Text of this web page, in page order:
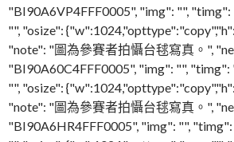
"BI90A6VP4FFF0005", "img": "", "timg":
"", "osize":
"note": "圖為參賽者拍懾台毬寫真。",
"BI90A60C4FFF0005", "img": "", "timg":
"", "osize":
"note": "圖為參賽者拍懾台毬寫真。",
"BI90A6HR4FFF0005", "img": "",